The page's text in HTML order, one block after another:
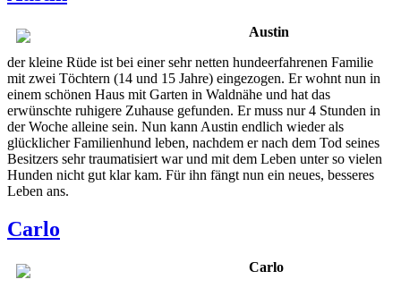
Austin
der kleine Rüde ist bei einer sehr netten hundeerfahrenen Familie
mit zwei Töchtern (14 und 15 Jahre) eingezogen. Er wohnt nun in
einem schönen Haus mit Garten in Waldnähe und hat das
erwünschte ruhigere Zuhause gefunden. Er muss nur 4 Stunden in
der Woche alleine sein. Nun kann Austin endlich wieder als
glücklicher Familienhund leben, nachdem er nach dem Tod seines
Besitzers sehr traumatisiert war und mit dem Leben unter so vielen
Hunden nicht gut klar kam. Für ihn fängt nun ein neues, besseres
Leben ans.
Carlo
Carlo